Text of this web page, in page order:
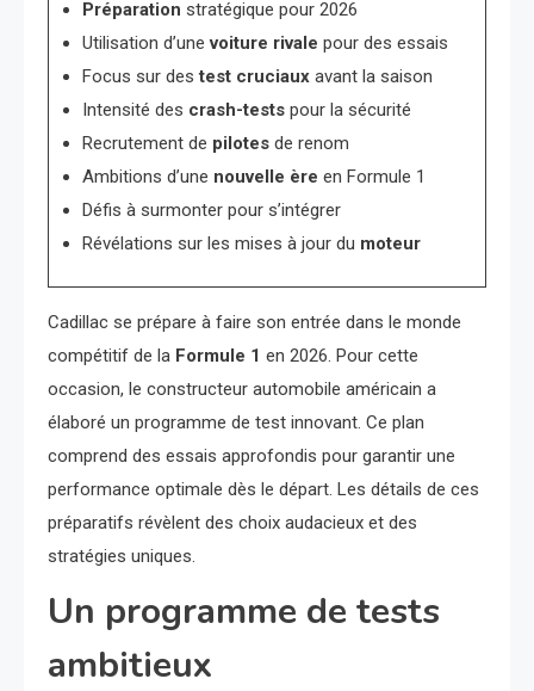
Préparation stratégique pour 2026
Utilisation d’unevoiture rivale pour des essais
Focus sur destest cruciauxavant la saison
Intensité des crash-testspour la sécurité
Recrutement de pilotesde renom
Ambitions d’une nouvelle ère en Formule 1
Défis à surmonter pour s’intégrer
Révélations sur les mises à jour du moteur
Cadillac se prépare à faire son entrée dans le monde
compétitif de la Formule 1 en 2026. Pour cette
occasion, le constructeur automobile américain a
élaboré un programme de test innovant. Ce plan
comprend des essais approfondis pour garantir une
performance optimale dès le départ. Les détails de ces
préparatifs révèlent des choix audacieux et des
stratégies uniques.
Un programme de tests
ambitieux